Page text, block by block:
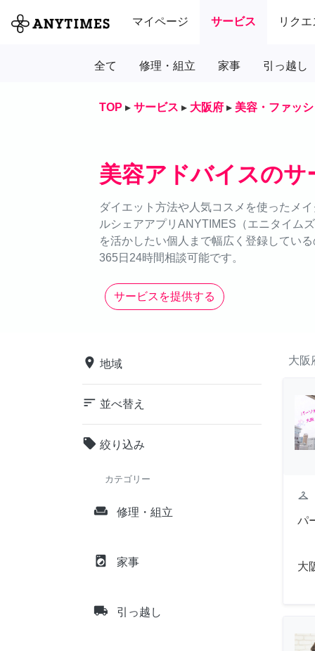
マイページ サービス リク
全て 修理・組立 家事 引っ越し
TOP ▸ サービス ▸ 大阪府 ▸ 美容・ファッ
美容アドバイスのサ
ダイエット方法や人気コスメを使ったメ
ルシェアアプリANYTIMES（エニタイム
を活かしたい個人まで幅広く登録してい
365日24時間相談可能です。
サービスを提供する
place 地域
sort 並べ替え
local_offer 絞り込み
カテゴリー
weekend 修理・組立
local_laundry_service 家事
local_shipping 引っ越し
大阪
checkroom
パ
大